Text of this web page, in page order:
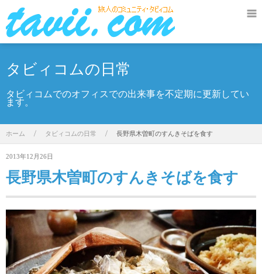
タビィコムの日常
タビィコムでのオフィスでの出来事を不定期に更新してい
ます。
ホーム / タビィコムの日常 / 長野県木曽町のすんきそばを食す
2013年12月26日
長野県木曽町のすんきそばを食す